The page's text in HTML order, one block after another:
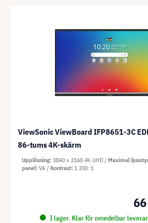
ViewSonic ViewBoard IFP8651-3C
86-tums 4K-skärm
I lager. Klar för omedelbar
Upplösning 3840 x 2160 4K UHD Maximal
panel VA Kontrast 1 200 :1